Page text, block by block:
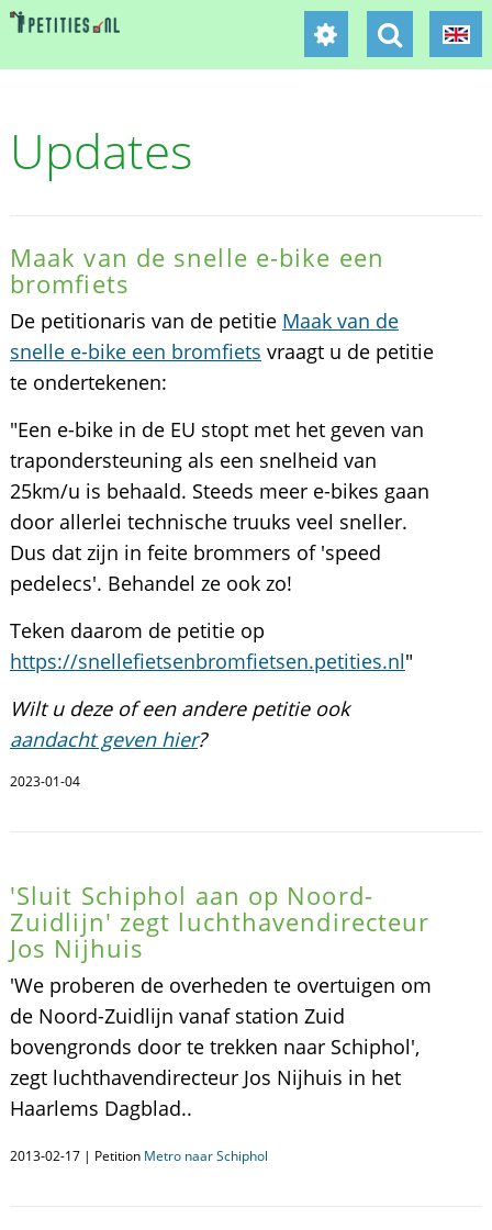
Updates
Maak van de snelle e-bike een
bromfiets
De petitionaris van de petitie Maak van de
snelle e-bike een bromfiets vraagt u de petitie
te ondertekenen:
"Een e-bike in de EU stopt met het geven van
trapondersteuning als een snelheid van
25km/u is behaald. Steeds meer e-bikes gaan
door allerlei technische truuks veel sneller.
Dus dat zijn in feite brommers of 'speed
pedelecs'. Behandel ze ook zo!
Teken daarom de petitie op
https://snellefietsenbromfietsen.petities.nl"
Wilt u deze of een andere petitie ook
aandacht geven hier?
2023-01-04
'Sluit Schiphol aan op Noord-
Zuidlijn' zegt luchthavendirecteur
Jos Nijhuis
'We proberen de overheden te overtuigen om
de Noord-Zuidlijn vanaf station Zuid
bovengronds door te trekken naar Schiphol',
zegt luchthavendirecteur Jos Nijhuis in het
Haarlems Dagblad..
2013-02-17 | Petition Metro naar Schiphol